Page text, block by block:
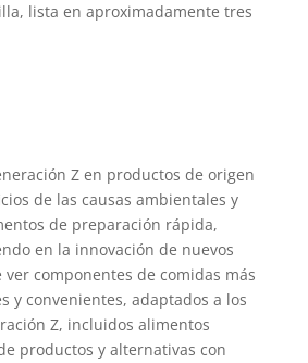
lista en aproximadamente tres
Z en productos de origen
de las causas ambientales y
de preparación rápida,
en la innovación de nuevos
ver componentes de comidas más
y convenientes, adaptados a los
Z, incluidos alimentos
productos y alternativas con